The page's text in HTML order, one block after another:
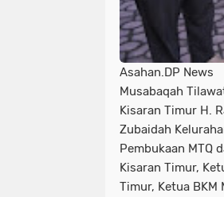
Asahan.DP News
Musabaqah
Kisaran Timur H.
Zubaidah
Pembukaan MTQ
Kisaran Timur,
Timur, Ketua